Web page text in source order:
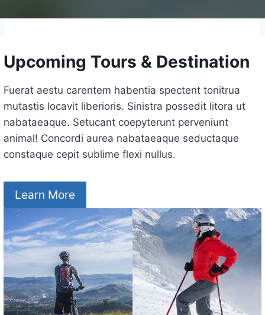
Upcoming Tours & Destination
Fuerat aestu carentem habentia spectent tonitrua
mutastis locavit liberioris. Sinistra possedit litora ut
nabataeaque. Setucant coepyterunt perveniunt
animal! Concordi aurea nabataeaque seductaque
constaque cepit sublime flexi nullus.
Learn More